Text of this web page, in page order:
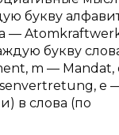
букву
a —
букву
m —
e
в слова (по